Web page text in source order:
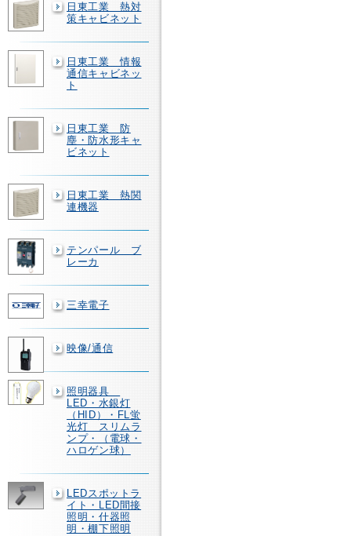
日東工業 熱対
策キャビネット
日東工業 情報
通信キャビネッ
ト
日東工業 防
塵・防水形キャ
ビネット
日東工業 熱関
連機器
テンパール ブ
レーカ
三幸電子
映像/通信
照明器具
LED・水銀灯
（HID）・FL蛍
光灯 スリムラ
ンプ・（電球・
ハロゲン球）
LEDスポットラ
イト・LED間接
照明・什器照
明・棚下照明